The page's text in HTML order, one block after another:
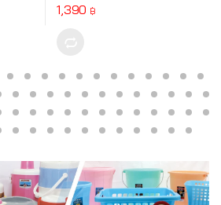
1,390 ฿
This product has multiple